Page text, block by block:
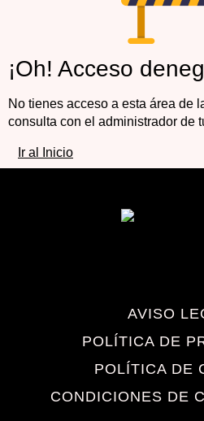
¡Oh! Acceso
No tienes acceso a esta área de
consulta con el administrador de
Ir al Inicio
AVISO
POLÍTICA DE
POLÍTICA DE
CONDICIONES DE